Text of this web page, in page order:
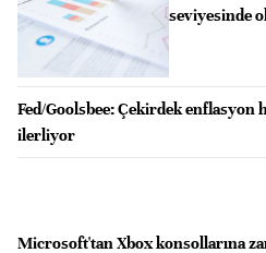
seviyesinde
Fed/Goolsbee: Çekirdek enflasyon
ilerliyor
Microsoft'tan Xbox konsollarına